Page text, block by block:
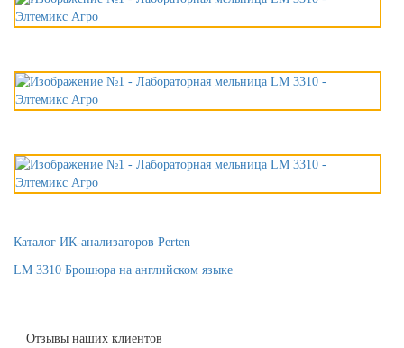
Каталог ИК-анализаторов Perten
LM 3310 Брошюра на английском языке
Отзывы наших клиентов